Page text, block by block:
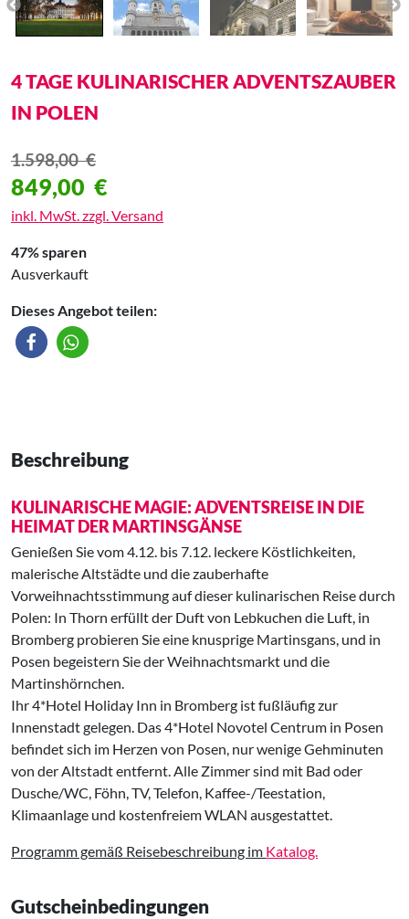
4 TAGE KULINARISCHER ADVENTSZAUBER
IN POLEN
1.598,00€
849,00 €
inkl. MwSt. zzgl. Versand
47% sparen
Ausverkauft
Dieses Angebot teilen:
Beschreibung
KULINARISCHE MAGIE: ADVENTSREISE IN DIE
HEIMAT DER MARTINSGÄNSE
Genießen Sie vom 4.12. bis 7.12. leckere Köstlichkeiten,
malerische Altstädte und die zauberhafte
Vorweihnachtsstimmung auf dieser kulinarischen Reise durch
Polen: In Thorn erfüllt der Duft von Lebkuchen die Luft, in
Bromberg probieren Sie eine knusprige Martinsgans, und in
Posen begeistern Sie der Weihnachtsmarkt und die
Martinshörnchen.
Ihr 4*Hotel Holiday Inn in Bromberg ist fußläufig zur
Innenstadt gelegen. Das 4*Hotel Novotel Centrum in Posen
befindet sich im Herzen von Posen, nur wenige Gehminuten
von der Altstadt entfernt. Alle Zimmer sind mit Bad oder
Dusche/WC, Föhn, TV, Telefon, Kaffee-/Teestation,
Klimaanlage und kostenfreiem WLAN ausgestattet.
Programm gemäß Reisebeschreibung im Katalog.
Gutscheinbedingungen